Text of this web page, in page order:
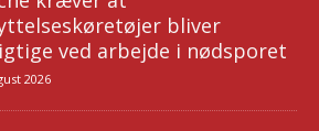
bliver
ved arbejde i nødsporet
2026